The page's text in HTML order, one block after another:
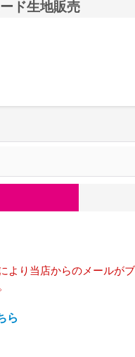
ド生地販売
より当店からのメール
ら